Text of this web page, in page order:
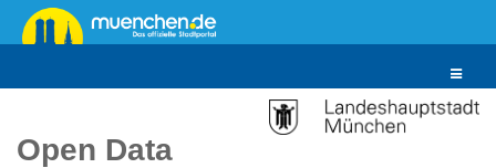
Überspringen
zum
Toggle
Open Data